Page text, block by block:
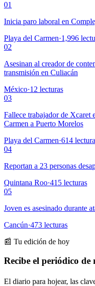
01
Inicia paro laboral en
Playa del Carmen·1,996
02
Asesinan al creador de
transmisión en Culiacán
México·12 lecturas
03
Fallece trabajador de Xcaret
Carmen a Puerto Morelos
Playa del Carmen·614
04
Reportan a 23 personas
Quintana Roo·415 lecturas
05
Joven es asesinado durante
Cancún·473 lecturas
📰 Tu edición de hoy
Recibe el periódico
El diario para hojear, las